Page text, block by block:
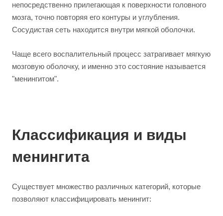
непосредственно прилегающая к поверхности головного
мозга, точно повторяя его контуры и углубления.
Сосудистая сеть находится внутри мягкой оболочки.
Чаще всего воспалительный процесс затрагивает мягкую
мозговую оболочку, и именно это состояние называется
"менингитом".
Классификация и виды
менингита
Существует множество различных категорий, которые
позволяют классифицировать менингит: